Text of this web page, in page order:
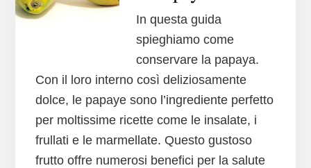
In questa guida
spieghiamo come
conservare la papaya.
Con il loro interno così deliziosamente
dolce, le papaye sono l’ingrediente perfetto
per moltissime ricette come le insalate, i
frullati e le marmellate. Questo gustoso
frutto offre numerosi benefici per la salute